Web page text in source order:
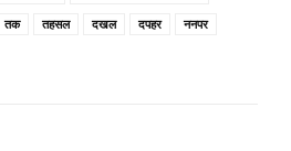
तक तहसल दखल दपहर
ननपर